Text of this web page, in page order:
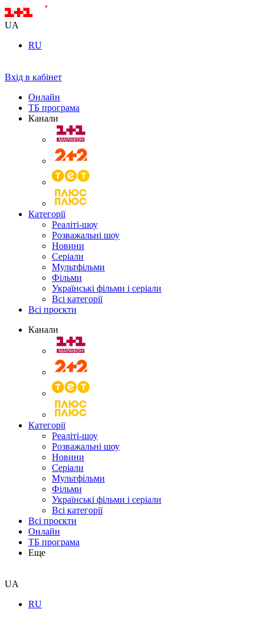
UA
RU
Вхід в кабінет
Онлайн
ТБ програма
Канали
Категорії
Реаліті-шоу
Розважальні шоу
Новини
Серіали
Мультфільми
Фільми
Українські фільми і серіали
Всі категорії
Всі проєкти
Канали
Категорії
Реаліті-шоу
Розважальні шоу
Новини
Серіали
Мультфільми
Фільми
Українські фільми і серіали
Всі категорії
Всі проєкти
Онлайн
ТБ програма
Еще
UA
RU